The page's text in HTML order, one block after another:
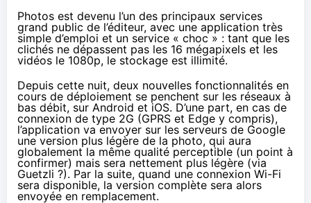
Photos est devenu l’un des principaux services
grand public de l’éditeur, avec une application très
simple d’emploi et un service « choc » : tant que les
clichés ne dépassent pas les 16 mégapixels et les
vidéos le 1080p, le stockage est illimité.
Depuis cette nuit, deux nouvelles fonctionnalités en
cours de déploiement se penchent sur les réseaux à
bas débit, sur Android et iOS. D’une part, en cas de
connexion de type 2G (GPRS et Edge y compris),
l’application va envoyer sur les serveurs de Google
une version plus légère de la photo, qui aura
globalement la même qualité perceptible (un point à
confirmer) mais sera nettement plus légère (via
Guetzli ?). Par la suite, quand une connexion Wi-Fi
sera disponible, la version complète sera alors
envoyée en remplacement.